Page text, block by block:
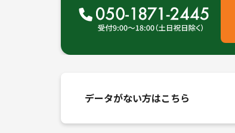
データがない方はこちら